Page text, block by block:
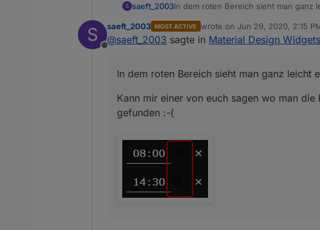
S saeft_2003In dem roten Bereich sieht man ganz
Kann mir einer von euch sagen wo
S
Offline
saeft_2003 MOST ACTIVE wrote on Jun 29, 2020, 2:15
last edited by
@saeft_2003 sagte in Material Design
In dem roten Bereich sieht man ganz leicht
Kann mir einer von euch sagen wo man
gefunden :-(